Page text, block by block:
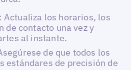
: Actualiza los horarios, los
de contacto una vez y
al instante.
de que todos los
estándares de precisión de